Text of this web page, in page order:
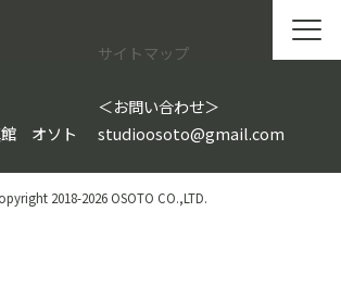
サイトマップ
館 オソト
＜お問い合わせ＞
studioosoto@gmail.com
2018-2026 OSOTO CO.,LTD.